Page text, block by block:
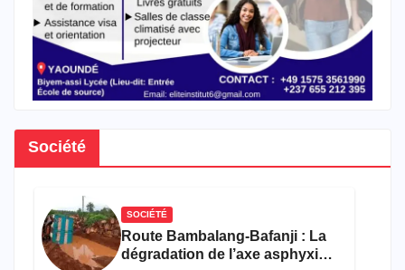
Société
SOCIÉTÉ
Route Bambalang-Bafanji : La
dégradation de l’axe asphyxie